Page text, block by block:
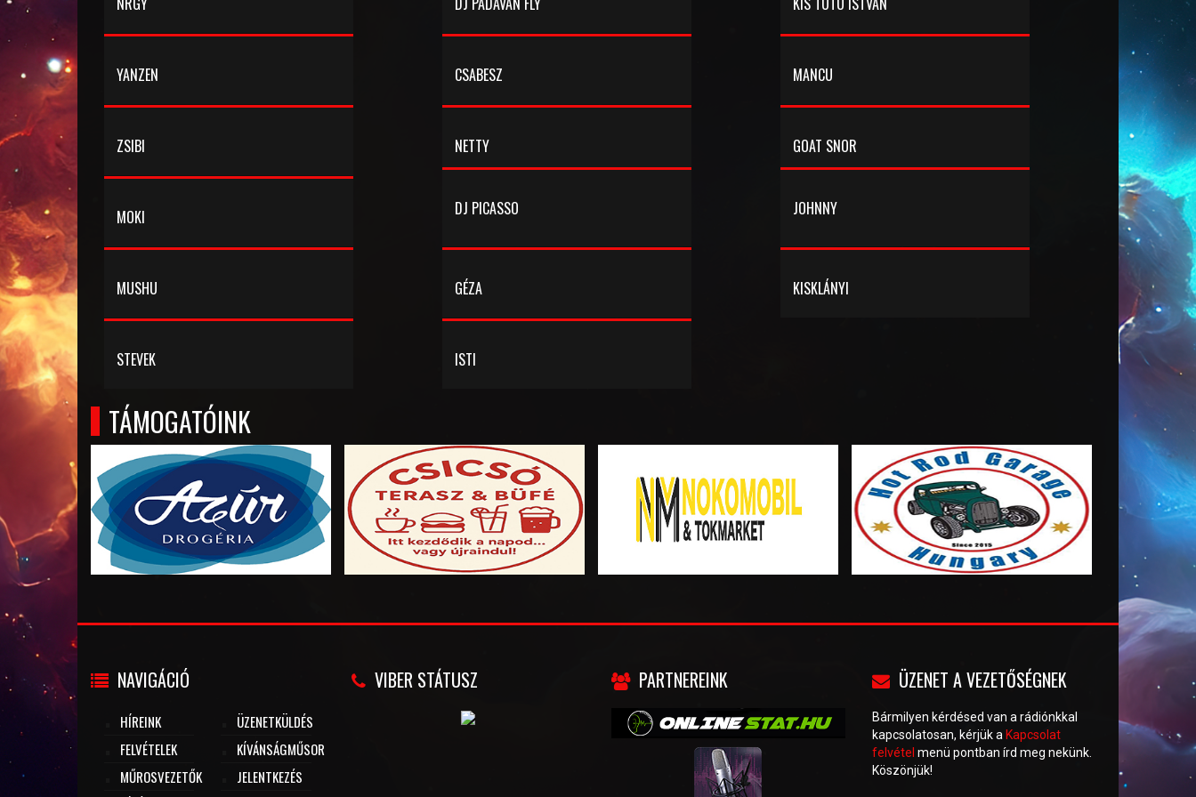
csatornámon is hallhatsz jó mixeket. https:
YANZEN CSABESZ MANCU
ZSIBI NETTY GOAT SNOR
MOKI DJ PICASSO
zenehallgatás és rádiósként a zene
zenei palettát játszani. Zene egy élet-elem! .
JOHNNY
férfi vagyok. Nagyon széles érdeklődési
vagyok. Az egyik erősségem, szeretek
hülyéskedni, soha senkit meg nem bántani.
amihez értek, nagyon tudok beszélni.
Könnyen barátkozom. :).
MUSHU GÉZA KISKLÁNYI
STEVEK ISTI
TÁMOGATÓINK
NAVIGÁCIÓ
HÍREINK
FELVÉTELEK
MŰROSVEZETŐK
ÜZENETKÜLDÉS
KÍVÁNSÁGMŰSOR
JELENTKEZÉS
VIBER STÁTUSZ PARTNEREINK ÜZENET A VEZETŐSÉGNEK
Bármilyen kérdésed van a rádiónkkal
kapcsolatosan, kérjük a Kapcsolat
felvétel menü pontban írd meg nekünk.
Köszönjük!